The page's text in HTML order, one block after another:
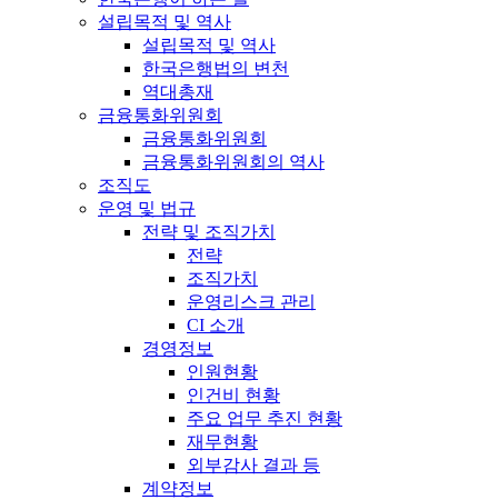
설립목적 및 역사
설립목적 및 역사
한국은행법의 변천
역대총재
금융통화위원회
금융통화위원회
금융통화위원회의 역사
조직도
운영 및 법규
전략 및 조직가치
전략
조직가치
운영리스크 관리
CI 소개
경영정보
인원현황
인건비 현황
주요 업무 추진 현황
재무현황
외부감사 결과 등
계약정보